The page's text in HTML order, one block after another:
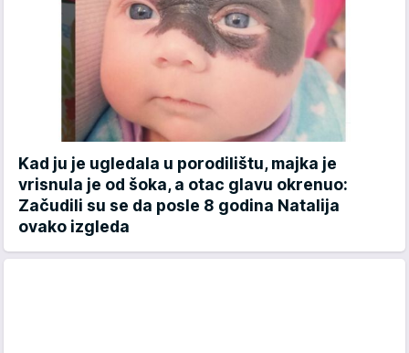
Kad ju je ugledala u porodilištu, majka je
vrisnula je od šoka, a otac glavu okrenuo:
Začudili su se da posle 8 godina Natalija
ovako izgleda